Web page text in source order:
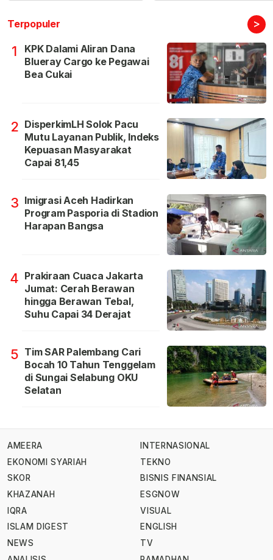
Terpopuler >
1
KPK Dalami Aliran Dana
Blueray Cargo ke Pegawai
Bea Cukai
2 DisperkimLH Solok Pacu
Mutu Layanan Publik, Indeks
Kepuasan Masyarakat
Capai 81,45
3 Imigrasi Aceh Hadirkan
Program Pasporia di Stadion
Harapan Bangsa
4 Prakiraan Cuaca Jakarta
Jumat: Cerah Berawan
hingga Berawan Tebal,
Suhu Capai 34 Derajat
5 Tim SAR Palembang Cari
Bocah 10 Tahun Tenggelam
di Sungai Selabung OKU
Selatan
AMEERA
EKONOMI SYARIAH
SKOR
KHAZANAH
IQRA
ISLAM DIGEST
NEWS
INTERNASIONAL
TEKNO
BISNIS FINANSIAL
ESGNOW
VISUAL
ENGLISH
TV